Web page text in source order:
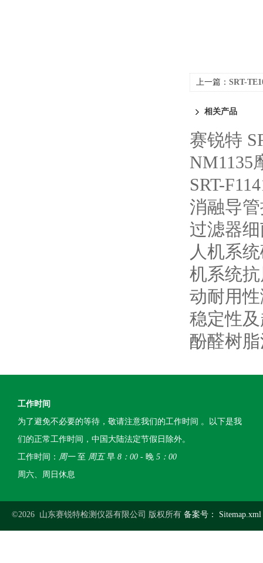
上一篇： SRT-
相关产品
赛锐特
NM1135
SRT-
消融导
过滤器
人机系
机系统
动耐用
稳定性
酚醛树
工作时间
为了避免不必要的等待，敬请注意我们的工作时间 。以下是我
们的正常工作时间，中国大陆法定节假日除外。
工作时间： 周一至 周五早 8：00 - 晚 5：00
周六、周日休息
©2026 山东赛锐特检测仪器有限公司 版权所有 备案号： Sitemap.xml